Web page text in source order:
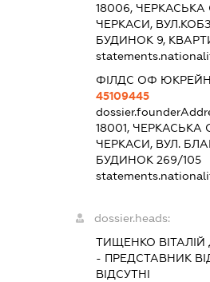
18006, ЧЕРКАСЬКА
ЧЕРКАСИ,
БУДИНОК 9,
ФІЛДС ОФ ЮКРЕЙН
45109445
18001, ЧЕРКАСЬКА
ЧЕРКАСИ, ВУЛ.
БУДИНОК 269/105
dossier.heads:
ТИЩЕНКО
- ПРЕДСТАВНИК
ВІДСУТНІ